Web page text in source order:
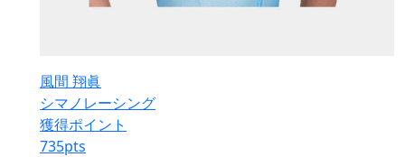
風間 翔眞
シマノレーシング
獲得ポイント
735pts